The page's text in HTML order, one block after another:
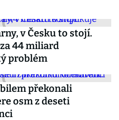
v Česku to stojí.
44 miliard
problém
překonali
osm z deseti